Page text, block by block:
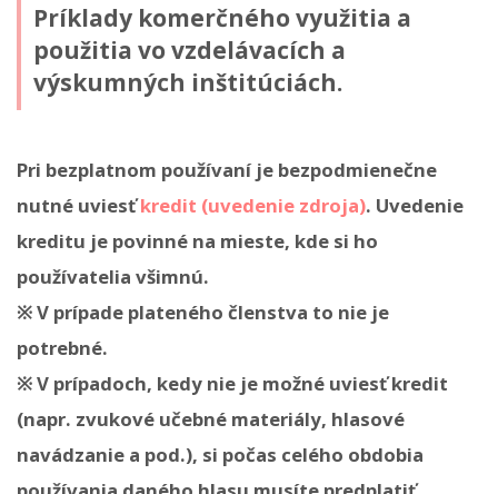
Príklady komerčného využitia a
použitia vo vzdelávacích a
výskumných inštitúciách.
Pri bezplatnom používaní je bezpodmienečne
nutné uviesťkredit (uvedenie zdroja). Uvedenie
kreditu je povinné na mieste, kde si ho
používatelia všimnú.
※ V prípade plateného členstva to nie je
potrebné.
※ V prípadoch, kedy nie je možné uviesť kredit
(napr. zvukové učebné materiály, hlasové
navádzanie a pod.), si počas celého obdobia